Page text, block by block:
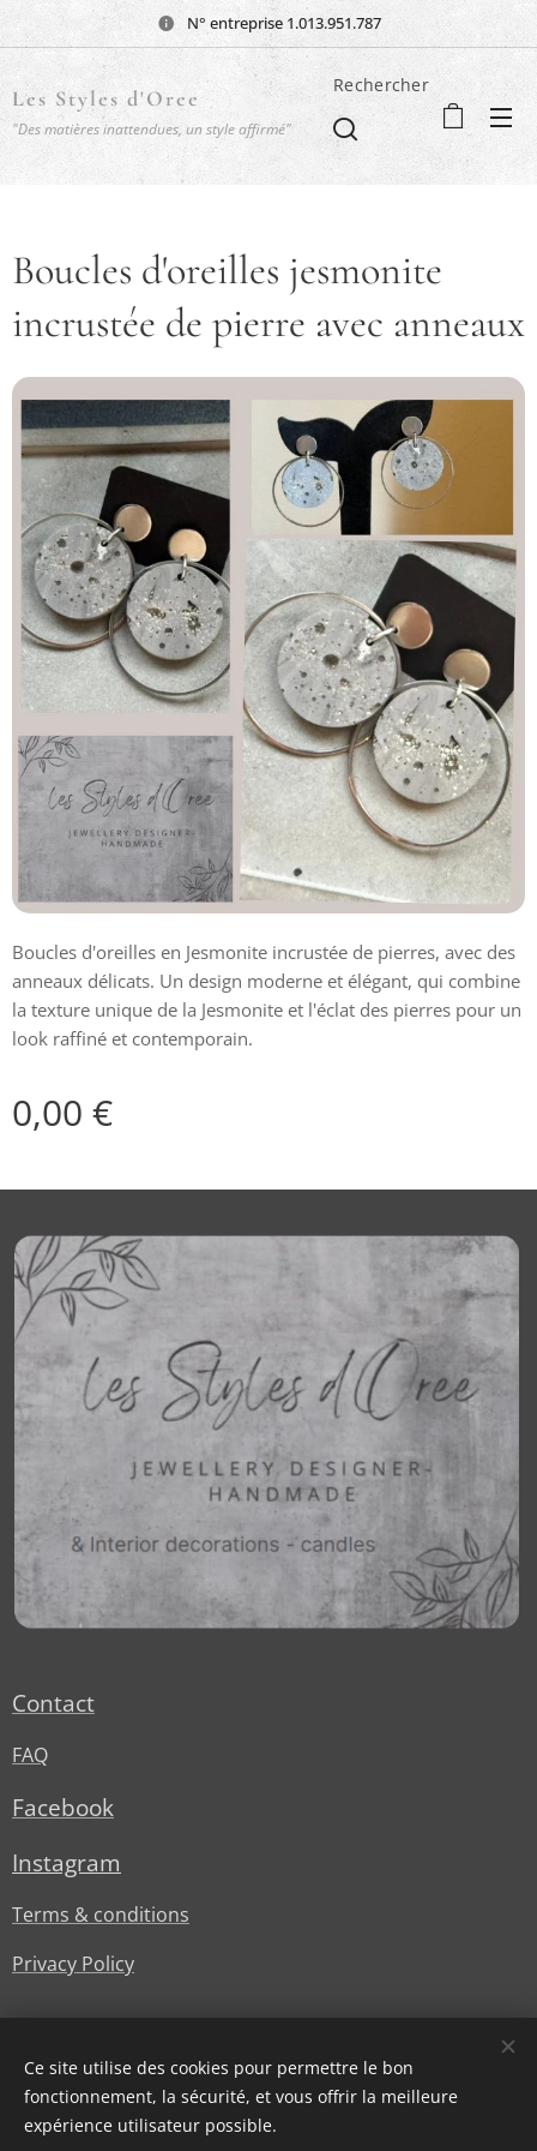
N° entreprise 1.013.951.787
Les Styles d'Oree
"Des matières inattendues, un style affirmé"
Rechercher
Boucles d'oreilles jesmonite
incrustée de pierre avec anneaux
Boucles d'oreilles en Jesmonite incrustée de pierres, avec des
anneaux délicats. Un design moderne et élégant, qui combine
la texture unique de la Jesmonite et l'éclat des pierres pour un
look raffiné et contemporain.
0,00 €
Contact
FAQ
Facebook
Instagram
Terms & conditions
Privacy Policy
Ce site utilise des cookies pour permettre le bon
fonctionnement, la sécurité, et vous offrir la meilleure
expérience utilisateur possible.